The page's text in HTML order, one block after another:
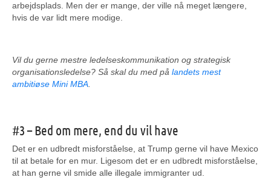
arbejdsplads. Men der er mange, der ville nå meget længere,
hvis de var lidt mere modige.
Vil du gerne mestre ledelseskommunikation og strategisk
organisationsledelse? Så skal du med på landets mest
ambitiøse Mini MBA
#3 – Bed om mere, end du vil have
Det er en udbredt misforståelse, at Trump gerne vil have Mexico
til at betale for en mur. Ligesom det er en udbredt misforståelse,
at han gerne vil smide alle illegale immigranter ud.